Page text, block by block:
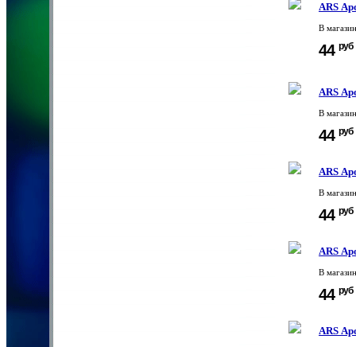
ARS
В
44 руб
ARS
В
44 руб
ARS
В
44 руб
ARS
В
44 руб
ARS